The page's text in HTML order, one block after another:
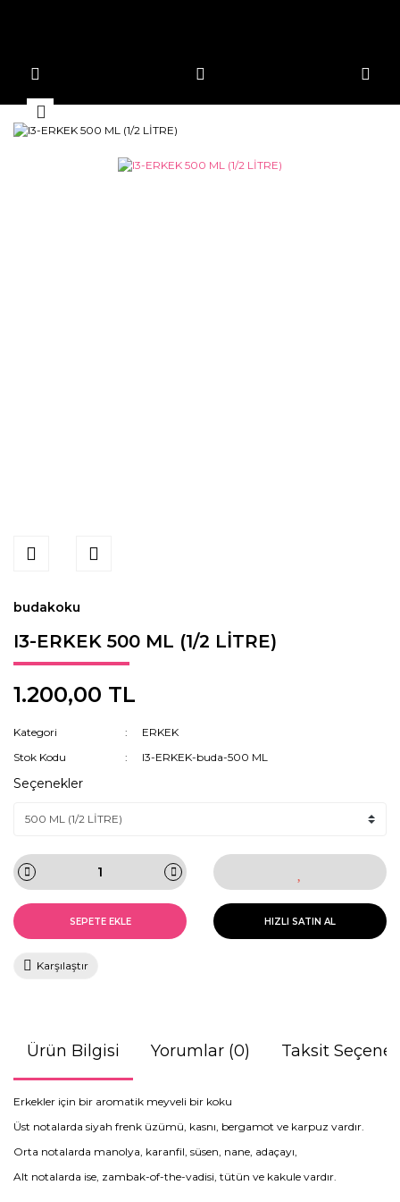
budakoku
I3-ERKEK 500 ML (1/2 LİTRE)
1.200,00 TL
Kategori
ERKEK
Stok Kodu
I3-ERKEK-buda-500 ML
Seçenekler
SEPETE EKLE HIZLI SATIN AL
Karşılaştır
Ürün Bilgisi Yorumlar (0) Taksit
Erkekler için bir aromatik meyveli bir koku
Üst notalarda siyah frenk üzümü, kasnı, bergamot ve karpuz vardır.
Orta notalarda manolya, karanfil, süsen, nane, adaçayı,
Alt notalarda ise, zambak-of-the-vadisi, tütün ve kakule vardır.